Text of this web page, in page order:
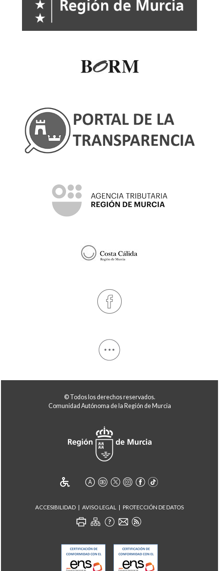
© Todos los derechos reservados.
Comunidad Autónoma de la Región de Murcia
ACCESIBILIDAD AVISO LEGAL PROTECCIÓN DE DATOS